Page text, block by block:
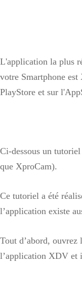
L'application la plus
votre Smartphone
PlayStore et sur
Ci-dessous un
que XproCam).
Ce tutoriel a été
l’application existe
Tout d’abord, ouvrez
l’application XDV et